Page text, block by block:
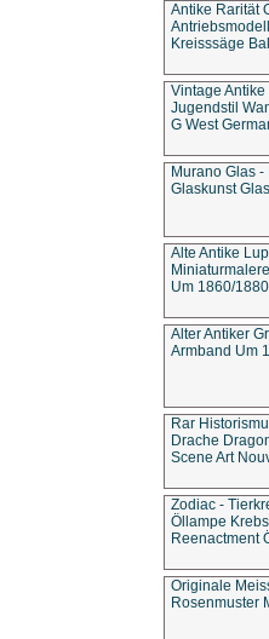
Antike Rarität
Kreisssäge
Vintage
Jugendstil
G West
Murano Glas
Glaskunst
Alte Antike
Um 1860/1880
Alter Antiker
Armband Um
Rar
Drache
Scene Art
Zodiac -
Öllampe
Reenactment
Originale
Rosenmuster